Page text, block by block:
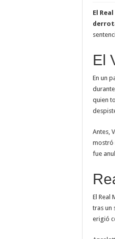
El
El
En un
quien
Antes,
mostró
fue
El Real
tras un
erigió